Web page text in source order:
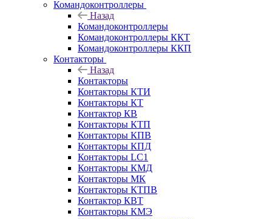
Командоконтроллеры
Назад
Командоконтроллеры
Командоконтроллеры ККТ
Командоконтроллеры ККП
Контакторы
Назад
Контакторы
Контакторы КТИ
Контакторы КТ
Контактор КВ
Контакторы КТП
Контакторы КПВ
Контакторы КПД
Контакторы LC1
Контакторы КМД
Контакторы МК
Контакторы КТПВ
Контактор КВТ
Контакторы КМЭ